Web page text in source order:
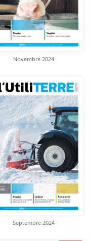
Novembre 2024
Septembre 2024